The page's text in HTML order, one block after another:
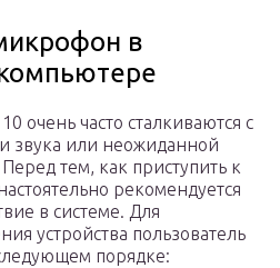
в
очень часто сталкиваются с
звука или неожиданной
тем, как приступить к
рекомендуется
в системе. Для
устройства пользователь
порядке: